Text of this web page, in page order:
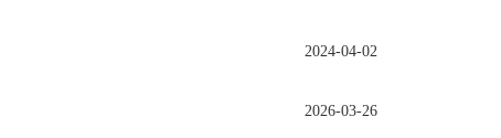
2024-04-02
2026-03-26